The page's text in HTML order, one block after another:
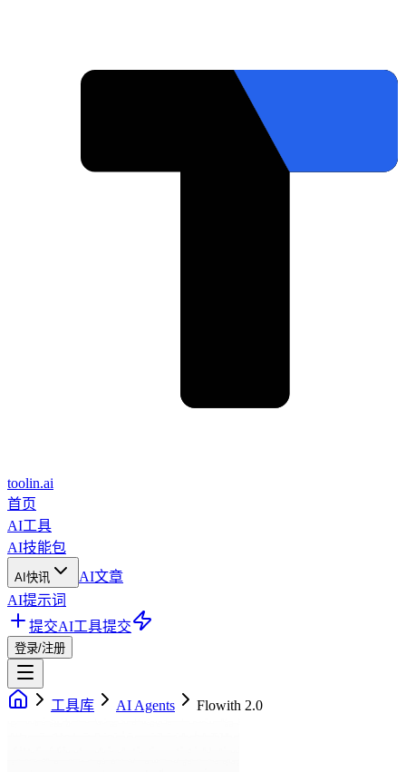
toolin.ai
首页
AI工具
AI技能包
AI快讯
AI文章
AI提示词
提交AI工具提交
登录/注册
工具库 AI Agents Flowith 2.0